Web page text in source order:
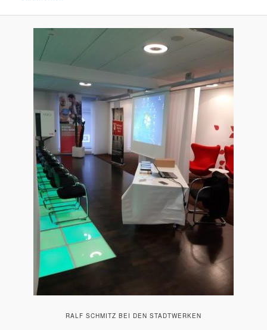
RALF SCHMITZ BEI DEN STADTWERKEN